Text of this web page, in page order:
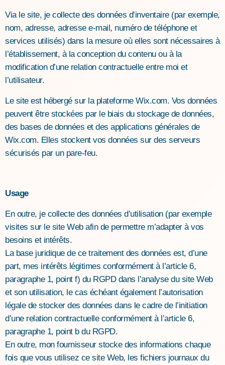
Via le site, je collecte des données d’inventaire (par exemple,
nom, adresse, adresse e-mail, numéro de téléphone et
services utilisés) dans la mesure où elles sont nécessaires à
l’établissement, à la conception du contenu ou à la
modification d’une relation contractuelle entre moi et
l’utilisateur.
Le site est hébergé sur la plateforme Wix.com. Vos données
peuvent être stockées par le biais du stockage de données,
des bases de données et des applications générales de
Wix.com. Elles stockent vos données sur des serveurs
sécurisés par un pare-feu.
Usage
En outre, je collecte des données d’utilisation (par exemple
visites sur le site Web afin de permettre m’adapter à vos
besoins et intérêts.
La base juridique de ce traitement des données est, d’une
part, mes intérêts légitimes conformément à l’article 6,
paragraphe 1, point f) du RGPD dans l’analyse du site Web
et son utilisation, le cas échéant également l’autorisation
légale de stocker des données dans le cadre de l’initiation
d’une relation contractuelle conformément à l’article 6,
paragraphe 1, point b du RGPD.
En outre, mon fournisseur stocke des informations chaque
fois que vous utilisez ce site Web, les fichiers journaux du